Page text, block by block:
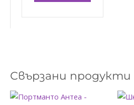
Свързани продукти